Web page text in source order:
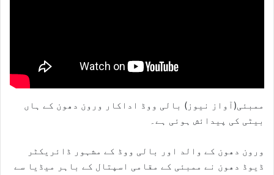
ممبئی(آواز نیوز) بالی ووڈ اداکار ورون دھون کے ہاں
بیٹی کی پیدائش ہوئی ہے۔
ورون دھون کے والد اور بالی ووڈ کے مشہور ڈائریکٹر
ڈیوڈ دھون نے ممبئی کے مقامی اسپتال کے باہر میڈیا سے